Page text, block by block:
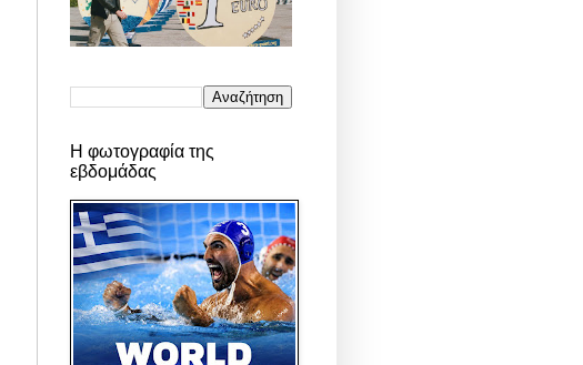
Η φωτογραφία της
εβδομάδας